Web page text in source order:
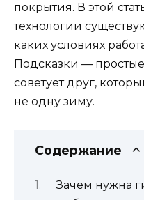
покрытия. В этой
технологии
каких условиях
Подсказки —
советует друг,
не одну зиму.
Содержание
Зачем нужна